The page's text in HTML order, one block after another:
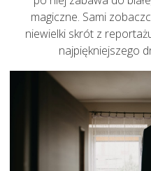
magiczne. Sami
niewielki skrót z
najpiękniejszego